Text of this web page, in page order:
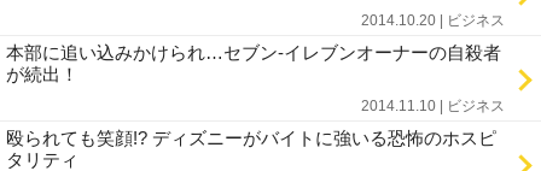
2014.10.20 | ビジネス
本部に追い込みかけられ…セブン-イレブンオーナーの自殺者
が続出！
2014.11.10 | ビジネス
殴られても笑顔!? ディズニーがバイトに強いる恐怖のホスピ
タリティ